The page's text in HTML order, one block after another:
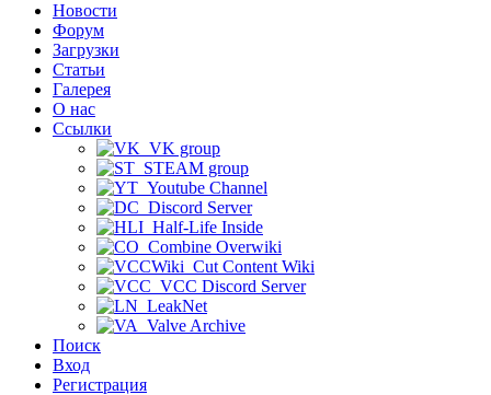
Новости
Форум
Загрузки
Статьи
Галерея
О нас
Ссылки
VK group
STEAM group
Youtube Channel
Discord Server
Half-Life Inside
Combine Overwiki
Cut Content Wiki
VCC Discord Server
LeakNet
Valve Archive
Поиск
Вход
Регистрация